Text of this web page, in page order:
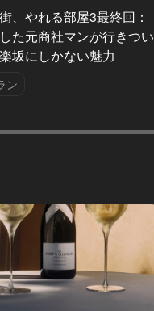
、やれる部屋3最終回：
た元商社マンが行きつい
坂にしかない魅力
ン